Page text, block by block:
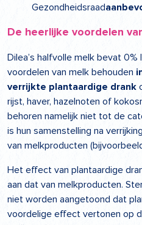
Gezondheidsraad
De heerlijke voordelen
Dilea’s halfvolle melk bevat
voordelen van melk behouden
verrijkte plantaardige drank
rijst, haver, hazelnoten of
behoren namelijk niet tot de
is hun samenstelling na
van melkproducten
Het effect van plantaardige
aan dat van melkproducten.
niet worden aangetoond dat
voordelige effect vertonen op